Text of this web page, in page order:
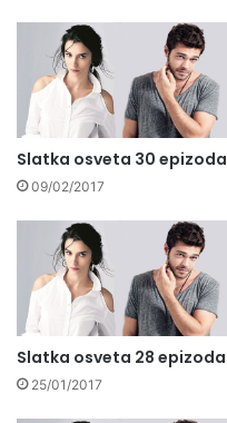
Slatka osveta 30 epizoda
09/02/2017
Slatka osveta 28 epizoda
25/01/2017